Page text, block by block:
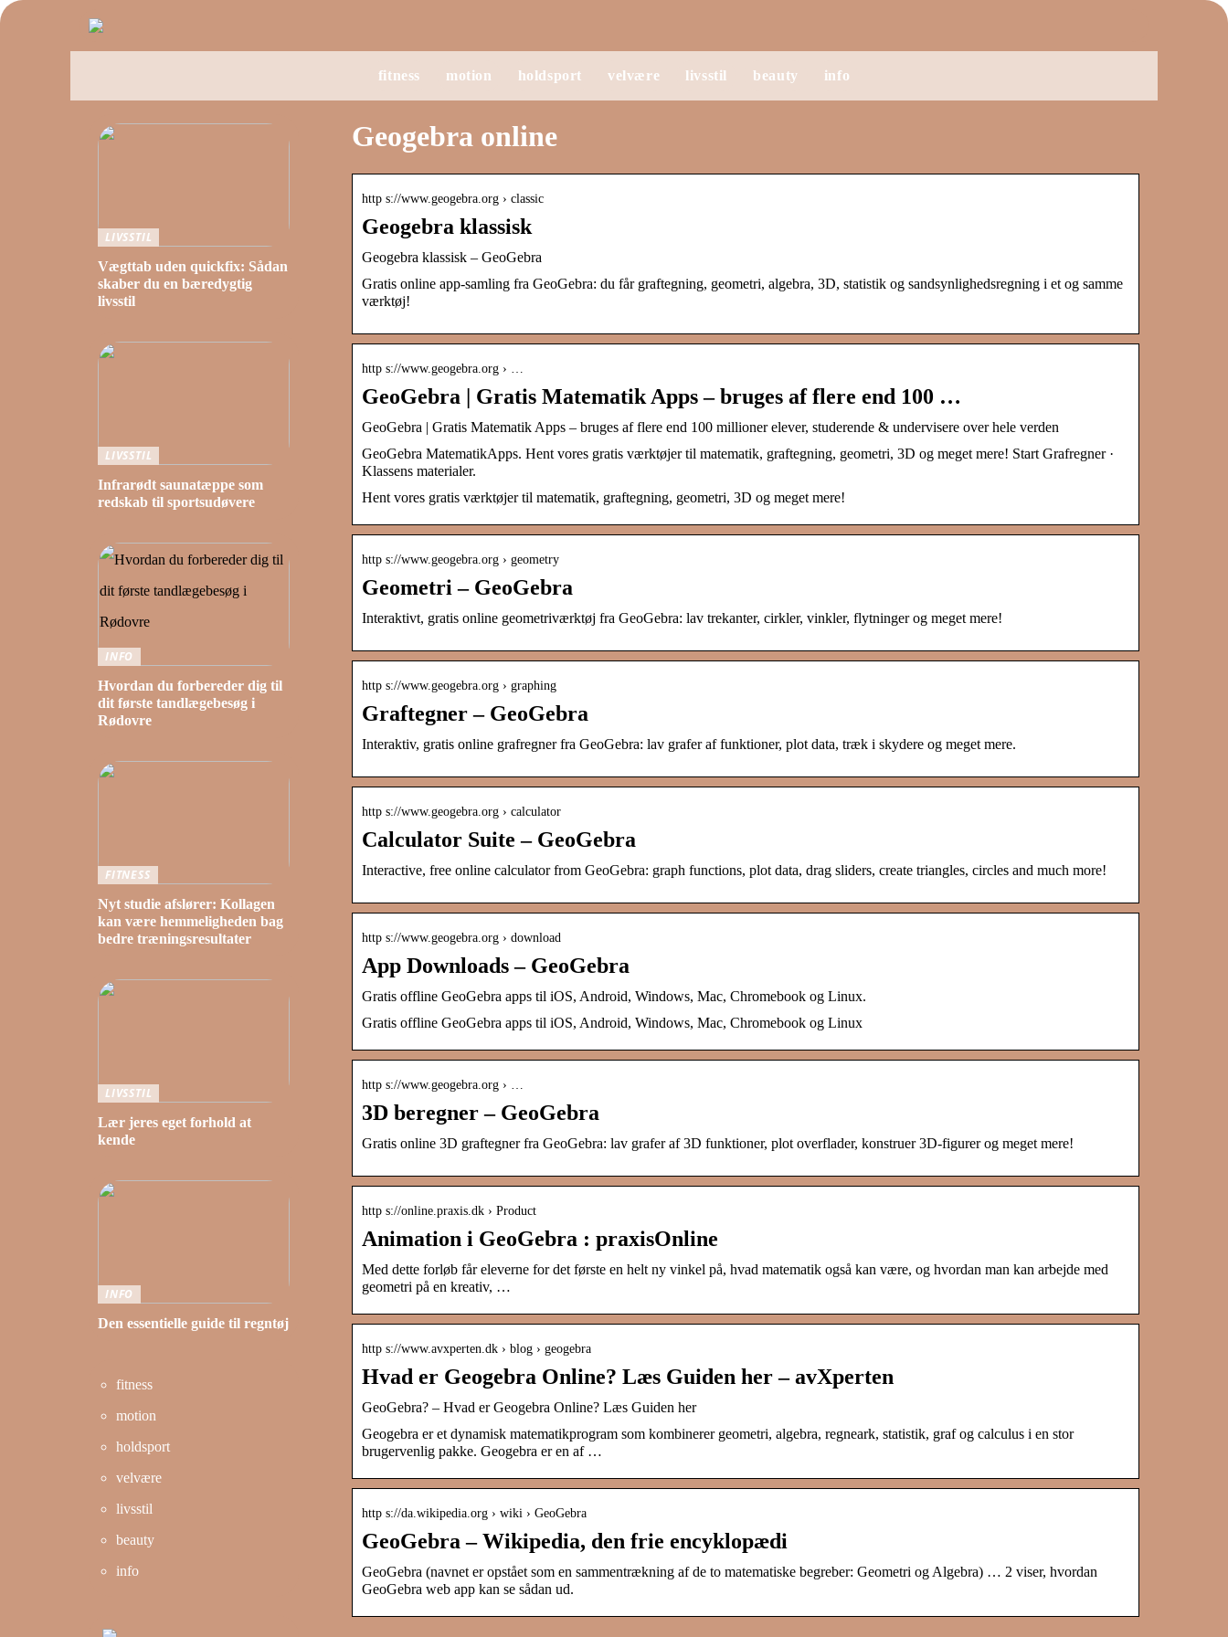
fitness motion holdsport velvære livsstil beauty info
Geogebra online
http s://www.geogebra.org › classic
Geogebra klassisk
Geogebra klassisk – GeoGebra
Gratis online app-samling fra GeoGebra: du får graftegning, geometri, algebra, 3D, statistik og sandsynlighedsregning i et og samme
værktøj!
http s://www.geogebra.org › …
GeoGebra | Gratis Matematik Apps – bruges af flere end 100 …
GeoGebra | Gratis Matematik Apps – bruges af flere end 100 millioner elever, studerende & undervisere over hele verden
GeoGebra MatematikApps. Hent vores gratis værktøjer til matematik, graftegning, geometri, 3D og meget mere! Start Grafregner ·
Klassens materialer.
Hent vores gratis værktøjer til matematik, graftegning, geometri, 3D og meget mere!
http s://www.geogebra.org › geometry
Geometri – GeoGebra
Interaktivt, gratis online geometriværktøj fra GeoGebra: lav trekanter, cirkler, vinkler, flytninger og meget mere!
http s://www.geogebra.org › graphing
Graftegner – GeoGebra
Interaktiv, gratis online grafregner fra GeoGebra: lav grafer af funktioner, plot data, træk i skydere og meget mere.
http s://www.geogebra.org › calculator
Calculator Suite – GeoGebra
Interactive, free online calculator from GeoGebra: graph functions, plot data, drag sliders, create triangles, circles and much more!
http s://www.geogebra.org › download
App Downloads – GeoGebra
Gratis offline GeoGebra apps til iOS, Android, Windows, Mac, Chromebook og Linux.
Gratis offline GeoGebra apps til iOS, Android, Windows, Mac, Chromebook og Linux
http s://www.geogebra.org › …
3D beregner – GeoGebra
Gratis online 3D graftegner fra GeoGebra: lav grafer af 3D funktioner, plot overflader, konstruer 3D-figurer og meget mere!
http s://online.praxis.dk › Product
Animation i GeoGebra : praxisOnline
Med dette forløb får eleverne for det første en helt ny vinkel på, hvad matematik også kan være, og hvordan man kan arbejde med
geometri på en kreativ, …
http s://www.avxperten.dk › blog › geogebra
Hvad er Geogebra Online? Læs Guiden her – avXperten
GeoGebra? – Hvad er Geogebra Online? Læs Guiden her
Geogebra er et dynamisk matematikprogram som kombinerer geometri, algebra, regneark, statistik, graf og calculus i en stor
brugervenlig pakke. Geogebra er en af …
http s://da.wikipedia.org › wiki › GeoGebra
GeoGebra – Wikipedia, den frie encyklopædi
GeoGebra (navnet er opstået som en sammentrækning af de to matematiske begreber: Geometri og Algebra) … 2 viser, hvordan
GeoGebra web app kan se sådan ud.
LIVSSTIL
Vægttab uden quickfix: Sådan
skaber du en bæredygtig
livsstil
LIVSSTIL
Infrarødt saunatæppe som
redskab til sportsudøvere
INFO
Hvordan du forbereder dig til
dit første tandlægebesøg i
Rødovre
FITNESS
Nyt studie afslører: Kollagen
kan være hemmeligheden bag
bedre træningsresultater
LIVSSTIL
Lær jeres eget forhold at
kende
INFO
Den essentielle guide til regntøj
fitness
motion
holdsport
velvære
livsstil
beauty
info